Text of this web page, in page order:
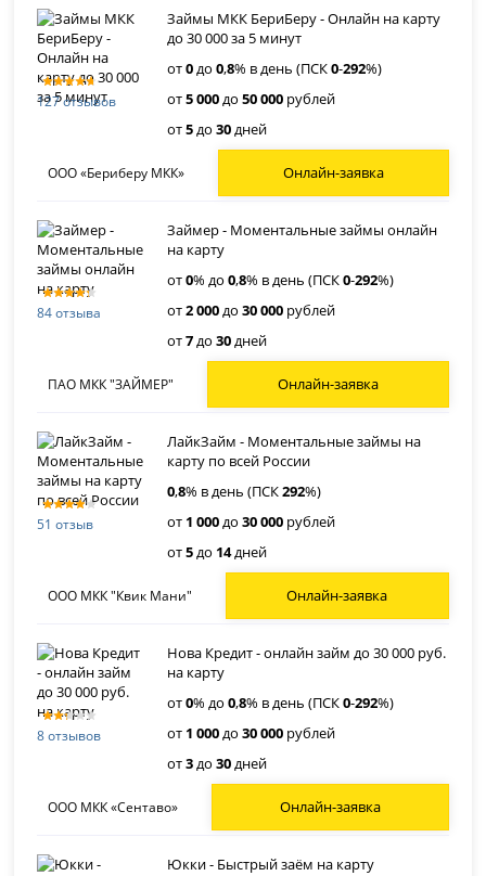
127 отзывов
Займы МКК БериБеру - Онлайн на карту
до 30 000 за 5 минут
от0до0,8% в день (ПСК0-292%)
от5 000до50 000 рублей
от5до30дней
ООО «Бериберу МКК» Онлайн-заявка
84 отзыва
Займер - Моментальные займы онлайн
на карту
от0% до0,8% в день (ПСК0-292%)
от2 000до30 000 рублей
от7до30дней
ПАО МКК "ЗАЙМЕР" Онлайн-заявка
51 отзыв
ЛайкЗайм - Моментальные займы на
карту по всей России
0,8% в день (ПСК292%)
от 1 000до30 000 рублей
от5до 14дней
ООО МКК "Квик Мани" Онлайн-заявка
8 отзывов
Нова Кредит - онлайн займ до 30 000 руб.
на карту
от0% до0,8% в день (ПСК0-292%)
от 1 000до30 000 рублей
от3до30дней
ООО МКК «Сентаво» Онлайн-заявка
Юкки - Быстрый заём на карту